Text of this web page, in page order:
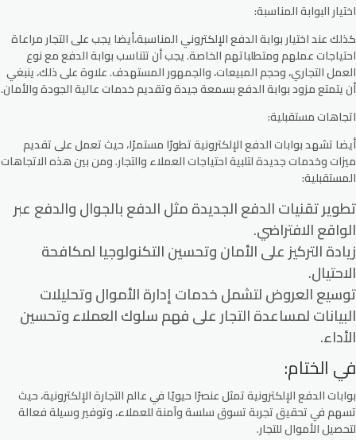
اختيار البوابة المناسبة:
كذلك عند اختيار بوابة الدفع الإلكتروني المناسبة،أيضا يجب على التجار مراعاة
احتياجات عملهم ومتطلباتهم الخاصة. يجب أن تتناسب بوابة الدفع مع نوع
العمل التجاري، وحجم المبيعات، والجمهور المستهدف. علاوة على ذلك، ينبغي
أن يتمتع مزود بوابة الدفع بسمعة جيدة وتقديم خدمات عالية الجودة والأمان.
اتجاهات مستقبلية:
أيضا تشهد بوابات الدفع الإلكترونية تطورًا مستمرًا، حيث تعمل على تقديم
ميزات وخدمات جديدة لتلبية احتياجات العملاء والتجار. ومن بين هذه الاتجاهات
المستقبلية:
تطوير تقنيات الدفع الجديدة مثل الدفع بالجوال والدفع عبر
الواقع الافتراضي.
زيادة التركيز على الأمان وتحسين التكنولوجيا لمكافحة
الاحتيال.
توسيع العروض لتشمل خدمات إدارة الأموال وتحليلات
البيانات لمساعدة التجار على فهم سلوك العملاء وتحسين
الأداء.
في الختام:
بوابات الدفع الإلكترونية تمثل عنصرًا حيويًا في عالم التجارة الإلكترونية، حيث
تسهم في تحقيق تجربة تسوق سلسة وآمنة للعملاء، وتوفير وسيلة فعالة
لتحصيل الأموال للتجار.